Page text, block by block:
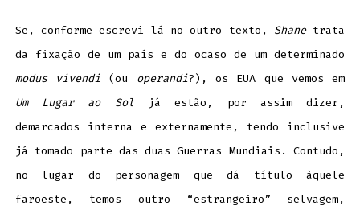
Se, conforme escrevi lá no outro texto, Shane trata
da fixação de um país e do ocaso de um determinado
modus vivendi (ou operandi?), os EUA que vemos em
Um Lugar ao Sol já estão, por assim dizer,
demarcados interna e externamente, tendo inclusive
já tomado parte das duas Guerras Mundiais. Contudo,
no lugar do personagem que dá título àquele
faroeste, temos outro “estrangeiro” selvagem,